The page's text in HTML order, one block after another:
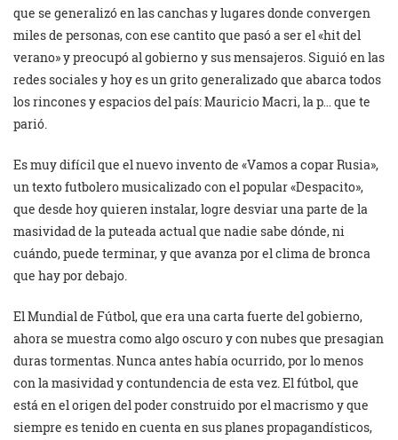
que se generalizó en las canchas y lugares donde convergen
miles de personas, con ese cantito que pasó a ser el «hit del
verano» y preocupó al gobierno y sus mensajeros. Siguió en las
redes sociales y hoy es un grito generalizado que abarca todos
los rincones y espacios del país: Mauricio Macri, la p… que te
parió.
Es muy difícil que el nuevo invento de «Vamos a copar Rusia»,
un texto futbolero musicalizado con el popular «Despacito»,
que desde hoy quieren instalar, logre desviar una parte de la
masividad de la puteada actual que nadie sabe dónde, ni
cuándo, puede terminar, y que avanza por el clima de bronca
que hay por debajo.
El Mundial de Fútbol, que era una carta fuerte del gobierno,
ahora se muestra como algo oscuro y con nubes que presagian
duras tormentas. Nunca antes había ocurrido, por lo menos
con la masividad y contundencia de esta vez. El fútbol, que
está en el origen del poder construido por el macrismo y que
siempre es tenido en cuenta en sus planes propagandísticos,